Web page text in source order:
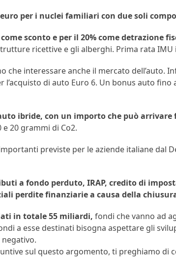
per i nuclei familiari con due soli
sconto e per il 20% come detrazione
ricettive e gli alberghi. Prima rata
che interessare anche il mercato dell’auto.
di auto Euro 6. Un bonus auto
ibride, con un importo che può
20 grammi di Co2.
previste per le aziende italiane dal
a fondo perduto, IRAP, credito di
perdite finanziarie a causa della
in totale 55 miliardi, fondi che vanno ad
a esse destinati bisogna aspettare gli
sul questo argomento, ti preghiamo di